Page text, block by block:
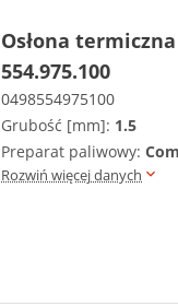
Osłona
554.975.100
0498554975100
Grubość [mm]: 1.5
Preparat paliwowy:
Rozwiń więcej danych